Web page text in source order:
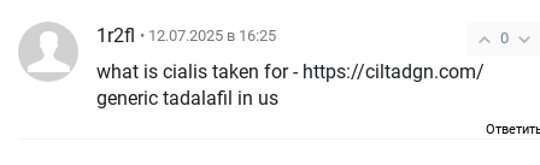
0
1r2fl • 12.07.2025 в 16:25
what is cialis taken for - https://ciltadgn.com/
generic tadalafil in us